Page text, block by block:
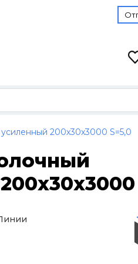
200х30х3000 S=5,0